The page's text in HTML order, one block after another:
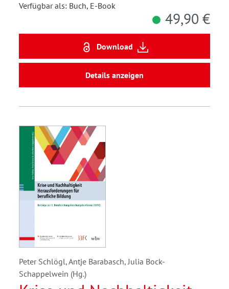
Verfügbar als: Buch, E-Book
49,90 €
Download
Details anzeigen
Peter Schlögl, Antje Barabasch, Julia Bock-
Schappelwein (Hg.)